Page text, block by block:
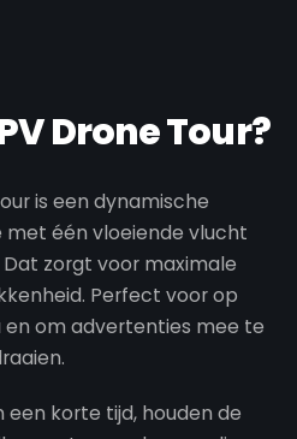
Drone Tour?
is een dynamische
één vloeiende vlucht
zorgt voor maximale
Perfect voor op
en om advertenties mee te
een korte tijd, houden de